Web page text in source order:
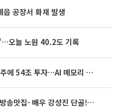
읍 공장서 화재 발생
오늘 노원 40.2도 기록
SK하이닉스, 용인·청주에 54조 투자…AI 메모리 생산기지 키운다
'2TV 생생정보' 오늘방송맛집- 배우 강성진 단골! 쌀국수ㆍ푸팟퐁 커리 맛집 '블○○○'